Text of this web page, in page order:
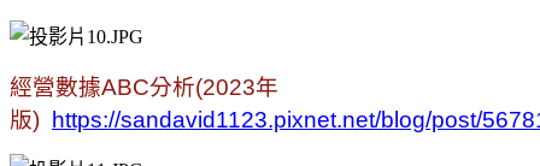
經營數據ABC分析(2023年
版) https://sandavid1123.pixnet.net/blog/post/